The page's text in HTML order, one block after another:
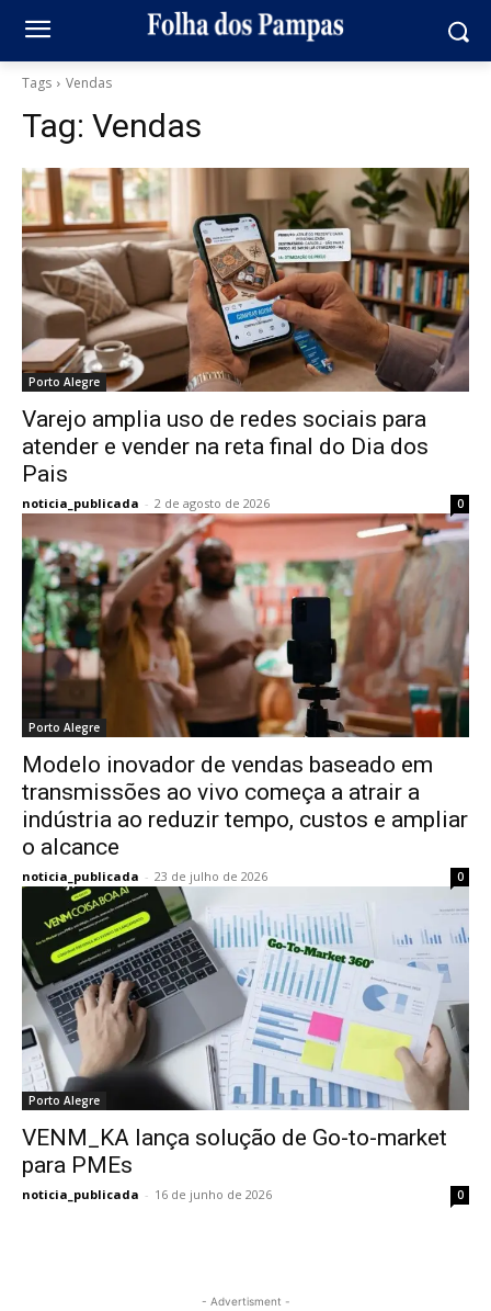
Tags Vendas
Tag: Vendas
Porto Alegre
Varejo amplia uso de redes sociais para
atender e vender na reta final do Dia dos
Pais
noticia_publicada - 2 de agosto de 2026 0
Porto Alegre
Modelo inovador de vendas baseado em
transmissões ao vivo começa a atrair a
indústria ao reduzir tempo, custos e ampliar
o alcance
noticia_publicada - 23 de julho de 2026 0
Porto Alegre
VENM_KA lança solução de Go-to-market
para PMEs
noticia_publicada - 16 de junho de 2026 0
- Advertisment -